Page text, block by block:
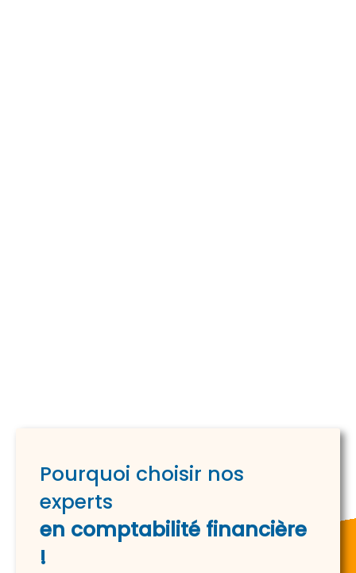
Pourquoi choisir nos
experts
en comptabilité financière
!